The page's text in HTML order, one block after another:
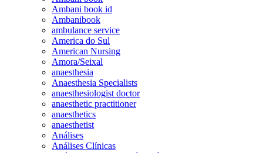
Ambani book id
Ambanibook
ambulance service
America do Sul
American Nursing
Amora/Seixal
anaesthesia
Anaesthesia Specialists
anaesthesiologist doctor
anaesthetic practitioner
anaesthetics
anaesthetist
Análises
Análises Clínicas